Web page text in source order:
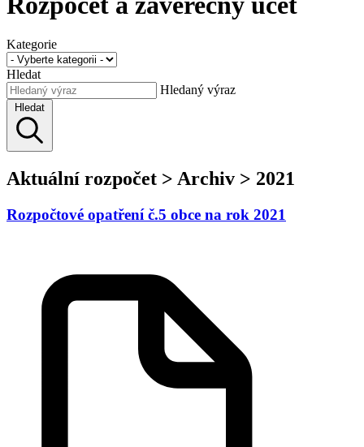
Kategorie
Hledat
Hledaný výraz
Hledat
Aktuální rozpočet > Archiv > 2021
Rozpočtové opatření č.5 obce na rok 2021